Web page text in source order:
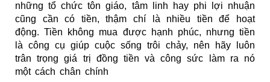
những tổ chức tôn giáo, tâm linh hay phi lợi nhuận
cũng cần có tiền, thậm chí là nhiều tiền để hoạt
động. Tiền không mua được hạnh phúc, nhưng tiền
là công cụ giúp cuộc sống trôi chảy, nên hãy luôn
trân trọng giá trị đồng tiền và công sức làm ra nó
một cách chân chính